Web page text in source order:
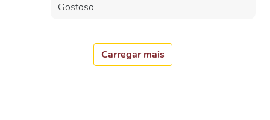
Gostoso
Carregar mais